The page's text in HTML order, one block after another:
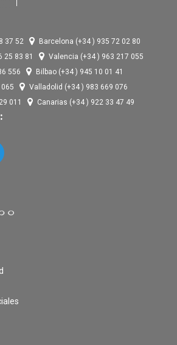
37 52
Barcelona (+34 ) 935 72 02 80
25 83 81
Valencia (+34 ) 963 217 055
556
Bilbao (+34 ) 945 10 01 41
Valladolid (+34 ) 983 669 076
011
Canarias (+34 ) 922 33 47 49